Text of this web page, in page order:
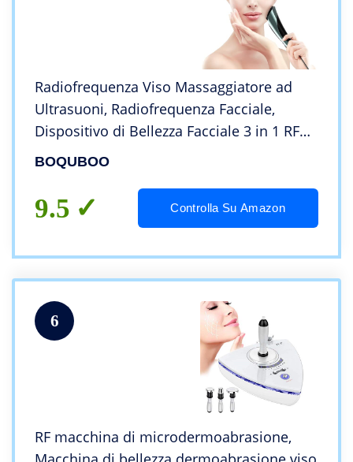
Radiofrequenza Viso Massaggiatore ad
Ultrasuoni, Radiofrequenza Facciale,
Dispositivo di Bellezza Facciale 3 in 1 RF
EMS Rimozione dell’acne antirughe Lifting
facciale antietà,adatto per salone e casa
BOQUBOO
9.5 Controlla Su Amazon
6
RF macchina di microdermoabrasione,